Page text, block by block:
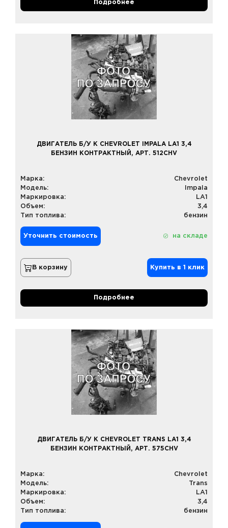
Подробнее
ДВИГАТЕЛЬ Б/У К CHEVROLET IMPALA LA1 3,4
БЕНЗИН КОНТРАКТНЫЙ, АРТ. 512CHV
Марка:
Chevrolet
Модель:
Impala
Маркировка:
LA1
Объем:
3,4
Тип топлива:
бензин
Уточнить стоимость на складе
В корзину Купить в 1 клик
Подробнее
ДВИГАТЕЛЬ Б/У К CHEVROLET TRANS LA1 3,4
БЕНЗИН КОНТРАКТНЫЙ, АРТ. 575CHV
Марка:
Chevrolet
Модель:
Trans
Маркировка:
LA1
Объем:
3,4
Тип топлива:
бензин